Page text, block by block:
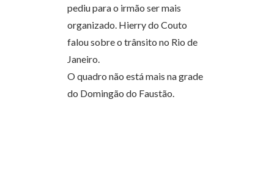
pediu para o irmão ser mais
organizado. Hierry do Couto
falou sobre o trânsito no Rio de
Janeiro.
O quadro não está mais na grade
do Domingão do Faustão.